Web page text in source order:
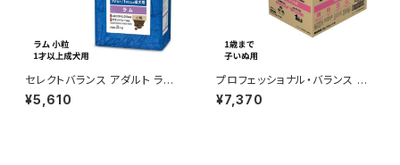
セレクトバランス アダルト ラム
小粒 1才以上の成犬用 3kg
¥5,610
プロフェッショナル・バランス １
歳まで 子いぬ用 6ｋｇ
¥7,370